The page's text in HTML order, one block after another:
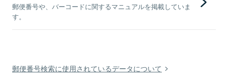
郵便番号や、バーコードに関するマニュアルを掲載していま
す。
郵便番号検索に使用されているデータについて